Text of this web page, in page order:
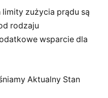
zużycia prądu są
rodzaju
wsparcie dla
Aktualny Stan